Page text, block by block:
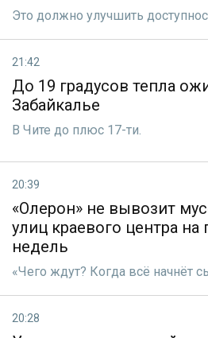
Это должно улучшить
21:42
До 19 градусов тепла
Забайкалье
В Чите до плюс 17-ти.
20:39
«Олерон» не вывозит
улиц краевого центра
недель
«Чего ждут? Когда всё начнёт
20:28